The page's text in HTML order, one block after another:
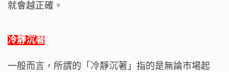
就會越正確。
冷靜沉著
一般而言，所謂的「冷靜沉著」指的是無論市場起